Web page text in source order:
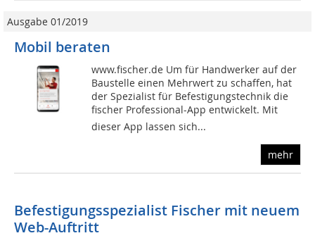
Ausgabe 01/2019
Mobil beraten
www.fischer.de Um für Handwerker auf der
Baustelle einen Mehrwert zu schaffen, hat
der Spezialist für Befestigungstechnik die
fischer Professional-App entwickelt. Mit
dieser App lassen sich...
mehr
Befestigungsspezialist Fischer mit neuem
Web-Auftritt